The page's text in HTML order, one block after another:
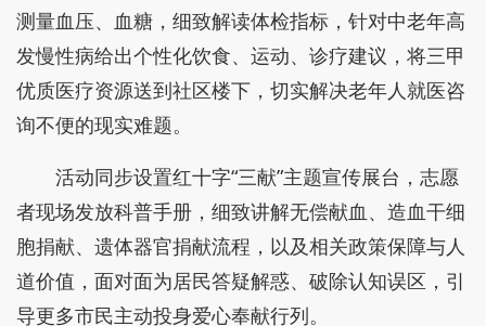
测量血压、血糖，细致解读体检指标，针对中老年高
发慢性病给出个性化饮食、运动、诊疗建议，将三甲
优质医疗资源送到社区楼下，切实解决老年人就医咨
询不便的现实难题。
活动同步设置红十字“三献”主题宣传展台，志愿
者现场发放科普手册，细致讲解无偿献血、造血干细
胞捐献、遗体器官捐献流程，以及相关政策保障与人
道价值，面对面为居民答疑解惑、破除认知误区，引
导更多市民主动投身爱心奉献行列。